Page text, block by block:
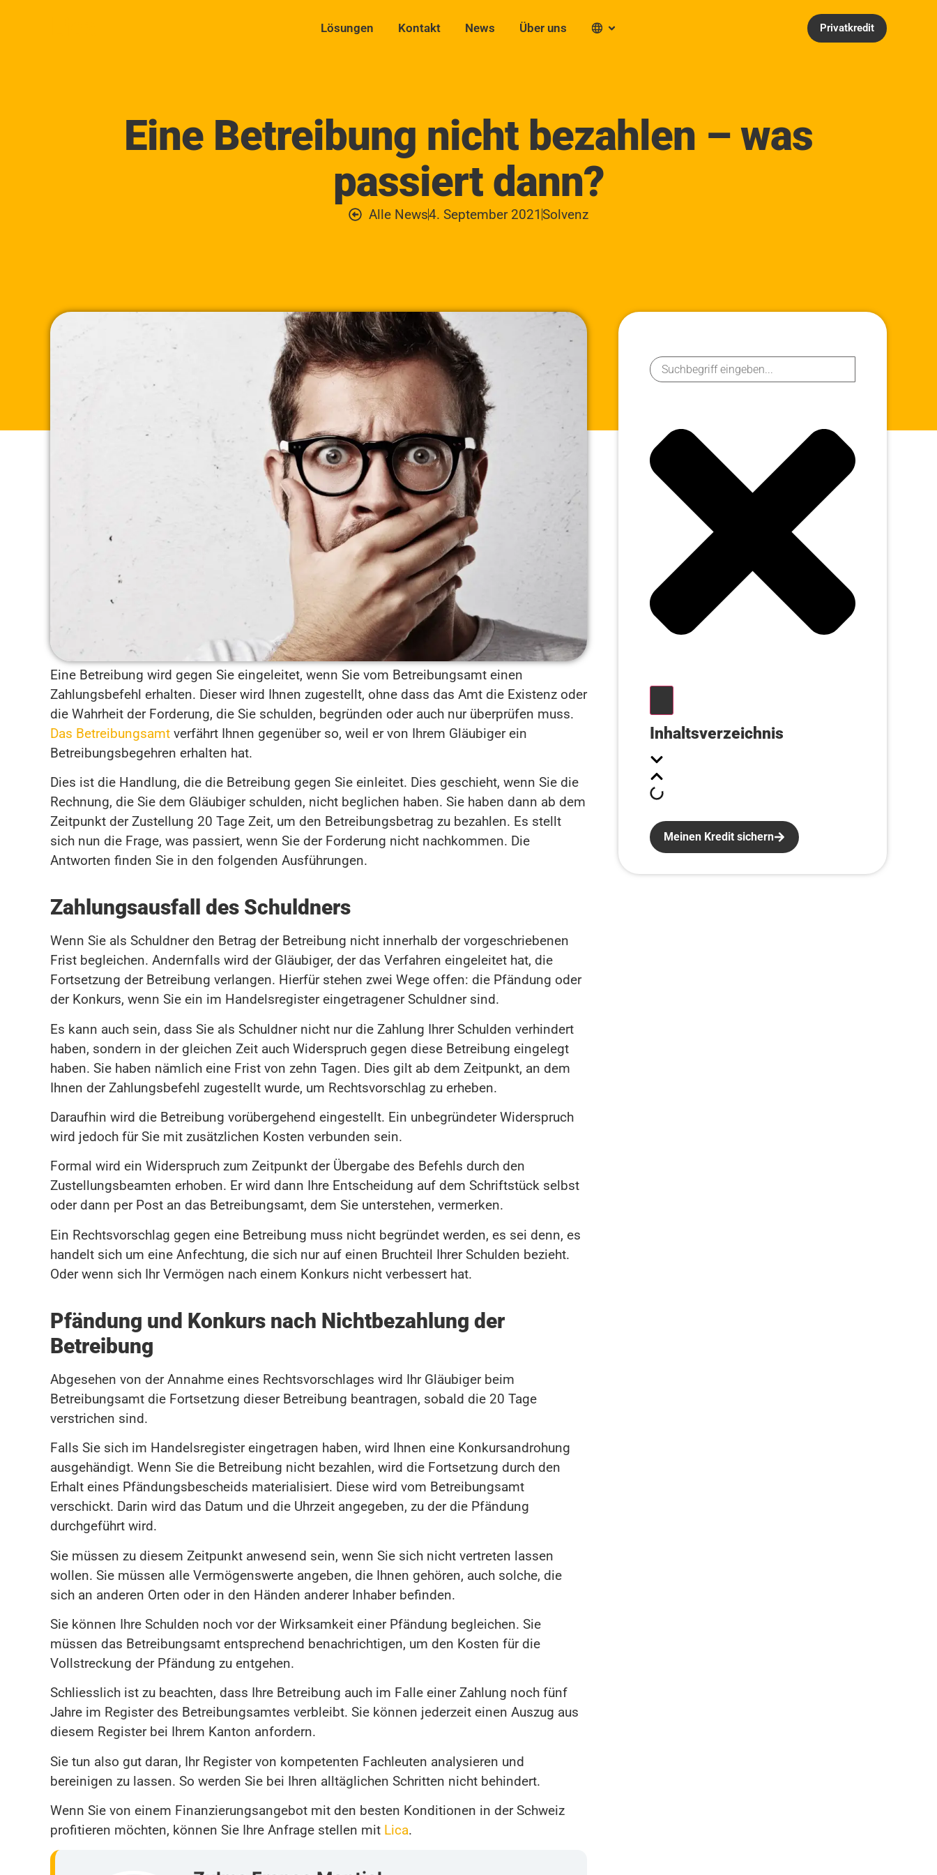
Lösungen Kontakt News Über uns Privatkredit
Eine Betreibung nicht bezahlen – was
passiert dann?
Alle News4. September 2021 Solvenz
Eine Betreibung wird gegen Sie eingeleitet, wenn Sie vom Betreibungsamt einen
Zahlungsbefehl erhalten. Dieser wird Ihnen zugestellt, ohne dass das Amt die Existenz oder
die Wahrheit der Forderung, die Sie schulden, begründen oder auch nur überprüfen muss.
Das Betreibungsamt verfährt Ihnen gegenüber so, weil er von Ihrem Gläubiger ein
Betreibungsbegehren erhalten hat.
Dies ist die Handlung, die die Betreibung gegen Sie einleitet. Dies geschieht, wenn Sie die
Rechnung, die Sie dem Gläubiger schulden, nicht beglichen haben. Sie haben dann ab dem
Zeitpunkt der Zustellung 20 Tage Zeit, um den Betreibungsbetrag zu bezahlen. Es stellt
sich nun die Frage, was passiert, wenn Sie der Forderung nicht nachkommen. Die
Antworten finden Sie in den folgenden Ausführungen.
Zahlungsausfall des Schuldners
Wenn Sie als Schuldner den Betrag der Betreibung nicht innerhalb der vorgeschriebenen
Frist begleichen. Andernfalls wird der Gläubiger, der das Verfahren eingeleitet hat, die
Fortsetzung der Betreibung verlangen. Hierfür stehen zwei Wege offen: die Pfändung oder
der Konkurs, wenn Sie ein im Handelsregister eingetragener Schuldner sind.
Es kann auch sein, dass Sie als Schuldner nicht nur die Zahlung Ihrer Schulden verhindert
haben, sondern in der gleichen Zeit auch Widerspruch gegen diese Betreibung eingelegt
haben. Sie haben nämlich eine Frist von zehn Tagen. Dies gilt ab dem Zeitpunkt, an dem
Ihnen der Zahlungsbefehl zugestellt wurde, um Rechtsvorschlag zu erheben.
Daraufhin wird die Betreibung vorübergehend eingestellt. Ein unbegründeter Widerspruch
wird jedoch für Sie mit zusätzlichen Kosten verbunden sein.
Formal wird ein Widerspruch zum Zeitpunkt der Übergabe des Befehls durch den
Zustellungsbeamten erhoben. Er wird dann Ihre Entscheidung auf dem Schriftstück selbst
oder dann per Post an das Betreibungsamt, dem Sie unterstehen, vermerken.
Ein Rechtsvorschlag gegen eine Betreibung muss nicht begründet werden, es sei denn, es
handelt sich um eine Anfechtung, die sich nur auf einen Bruchteil Ihrer Schulden bezieht.
Oder wenn sich Ihr Vermögen nach einem Konkurs nicht verbessert hat.
Pfändung und Konkurs nach Nichtbezahlung der
Betreibung
Abgesehen von der Annahme eines Rechtsvorschlages wird Ihr Gläubiger beim
Betreibungsamt die Fortsetzung dieser Betreibung beantragen, sobald die 20 Tage
verstrichen sind.
Falls Sie sich im Handelsregister eingetragen haben, wird Ihnen eine Konkursandrohung
ausgehändigt. Wenn Sie die Betreibung nicht bezahlen, wird die Fortsetzung durch den
Erhalt eines Pfändungsbescheids materialisiert. Diese wird vom Betreibungsamt
verschickt. Darin wird das Datum und die Uhrzeit angegeben, zu der die Pfändung
durchgeführt wird.
Sie müssen zu diesem Zeitpunkt anwesend sein, wenn Sie sich nicht vertreten lassen
wollen. Sie müssen alle Vermögenswerte angeben, die Ihnen gehören, auch solche, die
sich an anderen Orten oder in den Händen anderer Inhaber befinden.
Sie können Ihre Schulden noch vor der Wirksamkeit einer Pfändung begleichen. Sie
müssen das Betreibungsamt entsprechend benachrichtigen, um den Kosten für die
Vollstreckung der Pfändung zu entgehen.
Schliesslich ist zu beachten, dass Ihre Betreibung auch im Falle einer Zahlung noch fünf
Jahre im Register des Betreibungsamtes verbleibt. Sie können jederzeit einen Auszug aus
diesem Register bei Ihrem Kanton anfordern.
Sie tun also gut daran, Ihr Register von kompetenten Fachleuten analysieren und
bereinigen zu lassen. So werden Sie bei Ihren alltäglichen Schritten nicht behindert.
Wenn Sie von einem Finanzierungsangebot mit den besten Konditionen in der Schweiz
profitieren möchten, können Sie Ihre Anfrage stellen mit Lica.
Inhaltsverzeichnis
Meinen Kredit sichern